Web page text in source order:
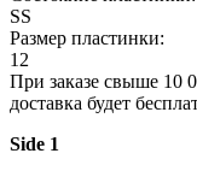
SS
Размер пластинки:
12
При заказе свыше 10
доставка будет
Side 1